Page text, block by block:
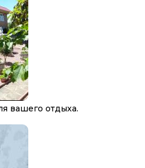
вашего отдыха.